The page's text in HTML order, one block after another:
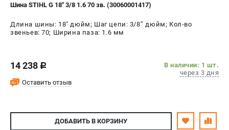
Шина STIHL G 18" 3/8 1.6 70 зв. (30060001417)
Длина шины: 18" дюйм; Шаг цепи: 3/8’’ дюйм; Кол-во
звеньев: 70; Ширина паза: 1.6 мм
14 238 c
В наличии: 1 шт.
через 3 дня
Оставить отзыв
ДОБАВИТЬ В КОРЗИНУ